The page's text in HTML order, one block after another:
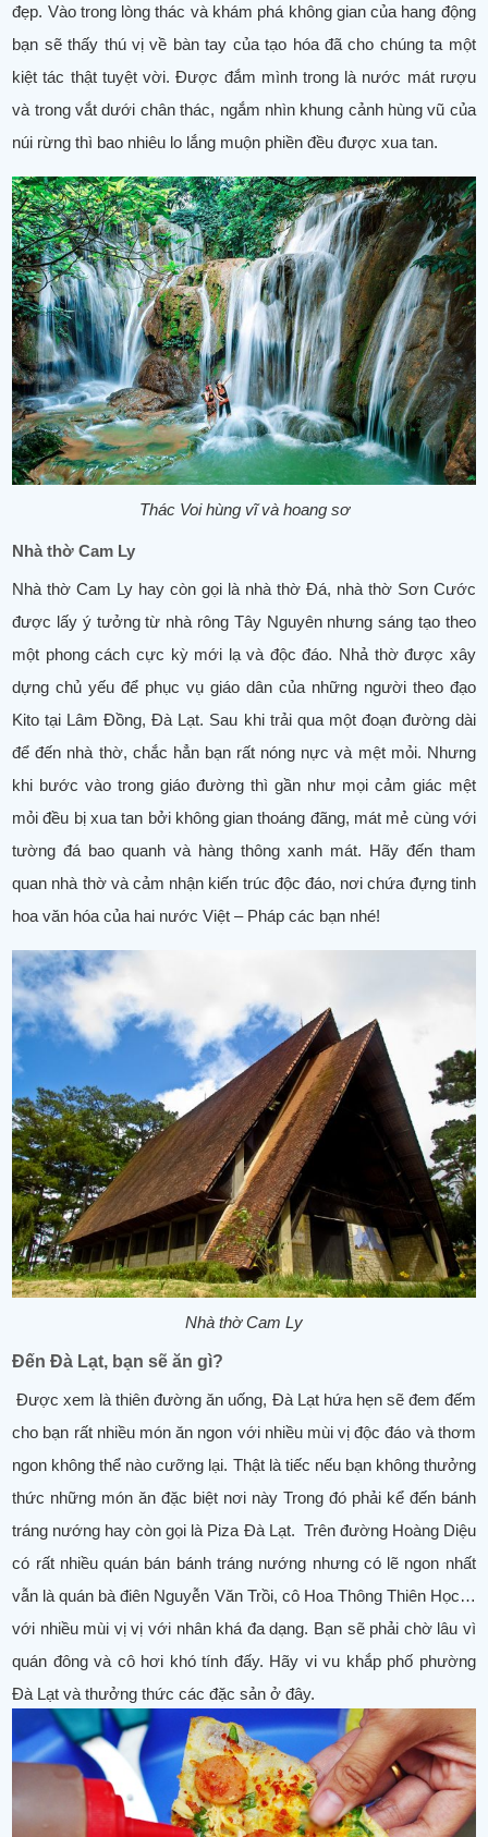
đẹp. Vào trong lòng thác và khám phá không gian của hang động
bạn sẽ thấy thú vị về bàn tay của tạo hóa đã cho chúng ta một
kiệt tác thật tuyệt vời. Được đắm mình trong là nước mát rượu
và trong vắt dưới chân thác, ngắm nhìn khung cảnh hùng vũ của
núi rừng thì bao nhiêu lo lắng muộn phiền đều được xua tan.
Thác Voi hùng vĩ và hoang sơ
Nhà thờ Cam Ly
Nhà thờ Cam Ly hay còn gọi là nhà thờ Đá, nhà thờ Sơn Cước
được lấy ý tưởng từ nhà rông Tây Nguyên nhưng sáng tạo theo
một phong cách cực kỳ mới lạ và độc đáo. Nhả thờ được xây
dựng chủ yếu để phục vụ giáo dân của những người theo đạo
Kito tại Lâm Đồng, Đà Lạt. Sau khi trải qua một đoạn đường dài
để đến nhà thờ, chắc hẳn bạn rất nóng nực và mệt mỏi. Nhưng
khi bước vào trong giáo đường thì gần như mọi cảm giác mệt
mỏi đều bị xua tan bởi không gian thoáng đãng, mát mẻ cùng với
tường đá bao quanh và hàng thông xanh mát. Hãy đến tham
quan nhà thờ và cảm nhận kiến trúc độc đáo, nơi chứa đựng tinh
hoa văn hóa của hai nước Việt – Pháp các bạn nhé!
Nhà thờ Cam Ly
Đến Đà Lạt, bạn sẽ ăn gì?
Được xem là thiên đường ăn uống, Đà Lạt hứa hẹn sẽ đem đếm
cho bạn rất nhiều món ăn ngon với nhiều mùi vị độc đáo và thơm
ngon không thể nào cưỡng lại. Thật là tiếc nếu bạn không thưởng
thức những món ăn đặc biệt nơi này Trong đó phải kể đến bánh
tráng nướng hay còn gọi là Piza Đà Lạt. Trên đường Hoàng Diệu
có rất nhiều quán bán bánh tráng nướng nhưng có lẽ ngon nhất
vẫn là quán bà điên Nguyễn Văn Trồi, cô Hoa Thông Thiên Học…
với nhiều mùi vị vị với nhân khá đa dạng. Bạn sẽ phải chờ lâu vì
quán đông và cô hơi khó tính đấy. Hãy vi vu khắp phố phường
Đà Lạt và thưởng thức các đặc sản ở đây.